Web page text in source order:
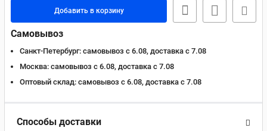
Добавить в корзину
Самовывоз
Санкт-Петербург: самовывоз с 6.08, доставка c 7.08
Москва: самовывоз с 6.08, доставка c 7.08
Оптовый склад: самовывоз с 6.08, доставка c 7.08
Способы доставки